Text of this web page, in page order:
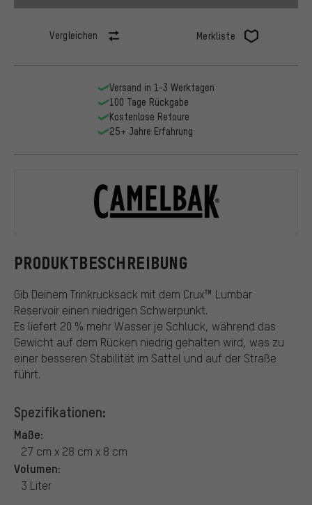
Vergleichen Merkliste
PRODUKTBESCHREIBUNG
Gib Deinem Trinkrucksack mit dem Crux™ Lumbar
Reservoir einen niedrigen Schwerpunkt.
Es liefert 20 % mehr Wasser je Schluck, während das
Gewicht auf dem Rücken niedrig gehalten wird, was zu
einer besseren Stabilität im Sattel und auf der Straße
führt.
Spezifikationen:
Maße:
27 cm x 28 cm x 8 cm
Volumen:
3 Liter
Versand in 1-3 Werktagen
100 Tage Rückgabe
Kostenlose Retoure
25+ Jahre Erfahrung
Camelbak